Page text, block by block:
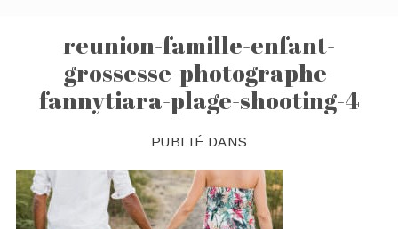
reunion-famille-enfant-
grossesse-photographe-
fannytiara-plage-shooting-4
PUBLIÉ DANS